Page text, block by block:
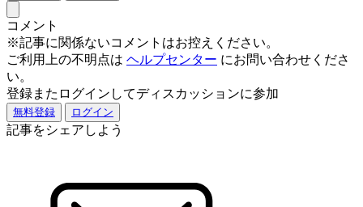
コメント
※記事に関係ないコメントはお控えください。
ご利用上の不明点は ヘルプセンター にお問い合わせくださ
い。
登録またログインしてディスカッションに参加
無料登録 ログイン
記事をシェアしよう